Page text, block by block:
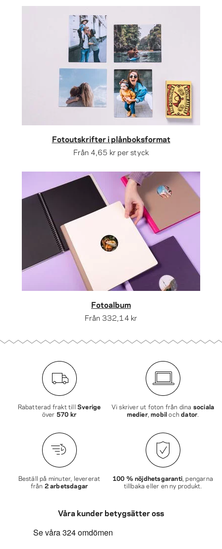
Fotoutskrifter i plånboksformat
Från 4,65 kr per styck
Fotoalbum
Från 332,14 kr
Rabatterad frakt till Sverige
över 570 kr
Vi skriver ut foton från dina sociala
medier,mobilochdator
Beställ på minuter, levererat
från 2 arbetsdagar
100 % nöjdhetsgaranti , pengarna
tillbaka eller en ny produkt.
Våra kunder betygsätter oss